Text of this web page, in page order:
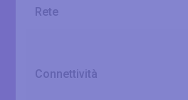
Rete
Connettività